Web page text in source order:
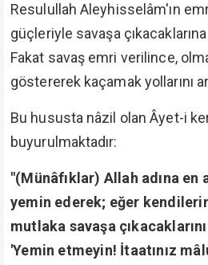
Resulullah Aleyhisselâm'ın
güçleriyle savaşa
Fakat savaş emri verilince,
göstererek kaçamak yollarını
Bu hususta nâzil olan Âyet-i
buyurulmaktadır:
"(Münâfıklar) Allah adına en
yemin ederek; eğer
mutlaka savaşa
'Yemin etmeyin! İtaatınız